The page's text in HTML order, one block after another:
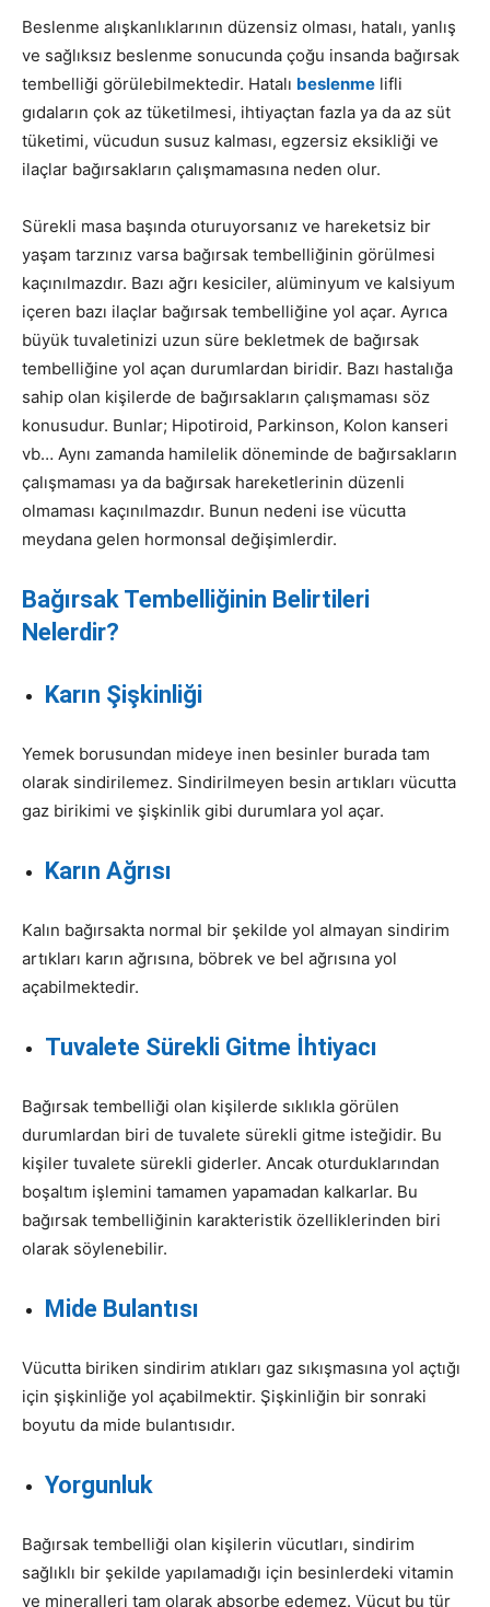
Beslenme alışkanlıklarının düzensiz olması, hatalı, yanlış
ve sağlıksız beslenme sonucunda çoğu insanda bağırsak
tembelliği görülebilmektedir. Hatalı beslenme lifli
gıdaların çok az tüketilmesi, ihtiyaçtan fazla ya da az süt
tüketimi, vücudun susuz kalması, egzersiz eksikliği ve
ilaçlar bağırsakların çalışmamasına neden olur.
Sürekli masa başında oturuyorsanız ve hareketsiz bir
yaşam tarzınız varsa bağırsak tembelliğinin görülmesi
kaçınılmazdır. Bazı ağrı kesiciler, alüminyum ve kalsiyum
içeren bazı ilaçlar bağırsak tembelliğine yol açar. Ayrıca
büyük tuvaletinizi uzun süre bekletmek de bağırsak
tembelliğine yol açan durumlardan biridir. Bazı hastalığa
sahip olan kişilerde de bağırsakların çalışmaması söz
konusudur. Bunlar; Hipotiroid, Parkinson, Kolon kanseri
vb… Aynı zamanda hamilelik döneminde de bağırsakların
çalışmaması ya da bağırsak hareketlerinin düzenli
olmaması kaçınılmazdır. Bunun nedeni ise vücutta
meydana gelen hormonsal değişimlerdir.
Bağırsak Tembelliğinin Belirtileri
Nelerdir?
Karın Şişkinliği
Yemek borusundan mideye inen besinler burada tam
olarak sindirilemez. Sindirilmeyen besin artıkları vücutta
gaz birikimi ve şişkinlik gibi durumlara yol açar.
Karın Ağrısı
Kalın bağırsakta normal bir şekilde yol almayan sindirim
artıkları karın ağrısına, böbrek ve bel ağrısına yol
açabilmektedir.
Tuvalete Sürekli Gitme İhtiyacı
Bağırsak tembelliği olan kişilerde sıklıkla görülen
durumlardan biri de tuvalete sürekli gitme isteğidir. Bu
kişiler tuvalete sürekli giderler. Ancak oturduklarından
boşaltım işlemini tamamen yapamadan kalkarlar. Bu
bağırsak tembelliğinin karakteristik özelliklerinden biri
olarak söylenebilir.
Mide Bulantısı
Vücutta biriken sindirim atıkları gaz sıkışmasına yol açtığı
için şişkinliğe yol açabilmektir. Şişkinliğin bir sonraki
boyutu da mide bulantısıdır.
Yorgunluk
Bağırsak tembelliği olan kişilerin vücutları, sindirim
sağlıklı bir şekilde yapılamadığı için besinlerdeki vitamin
ve mineralleri tam olarak absorbe edemez. Vücut bu tür